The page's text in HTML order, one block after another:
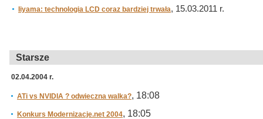
Iiyama: technologia LCD coraz bardziej trwała, 15.03.2011 r.
Starsze
02.04.2004 r.
ATi vs NVIDIA ? odwieczna walka?, 18:08
Konkurs Modernizacje.net 2004, 18:05